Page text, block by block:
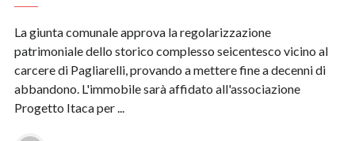
La giunta comunale approva la regolarizzazione
patrimoniale dello storico complesso seicentesco vicino al
carcere di Pagliarelli, provando a mettere fine a decenni di
abbandono. L'immobile sarà affidato all'associazione
Progetto Itaca per ...